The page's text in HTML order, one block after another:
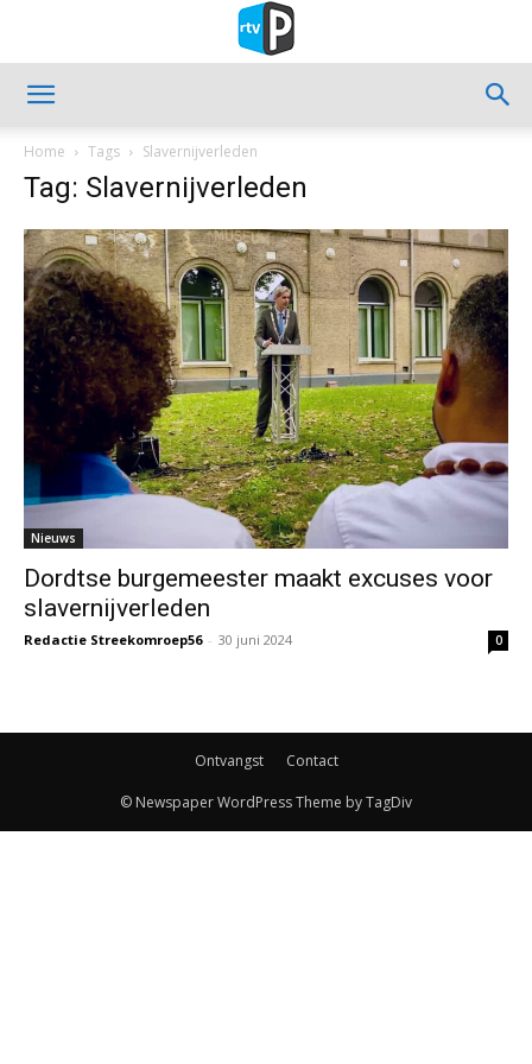
Home Tags Slavernijverleden
Tag: Slavernijverleden
Nieuws
Dordtse burgemeester maakt excuses voor
slavernijverleden
Redactie Streekomroep56 - 30 juni 2024 0
Ontvangst Contact
© Newspaper WordPress Theme by TagDiv